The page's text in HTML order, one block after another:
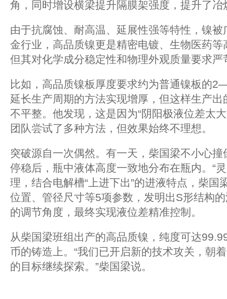
角，同时增设横梁提升隔膜架强度，提升了冶
由于抗腐蚀、耐高温、延展性强等特性，镍
金行业，高品质镍更是精密电镀、生物医药
但其对化学成分稳定性和物理外观质量要求严
比如，高品质镍板厚度要求约为普通镍板的
延长生产周期的方法实现增厚，但这样生产
不平整。他发现，这是因为“阴阳极液位差太
团队尝试了多种方法，但效果始终不理想。
突破源自一次偶然。有一天，柴国梁不小心
停稳后，瓶中液体高度一致地分布在瓶内。“
理，结合电解槽“上进下出”的进液特点，柴国
位置、管径尺寸等5项参数，发明出S形结构
的调节角度，最终实现液位差精准控制。
从柴国梁班组出产的高品质镍，纯度可达
币的铸造上。“我们已开启新的技术攻关，朝
的目标继续探索。”柴国梁说。